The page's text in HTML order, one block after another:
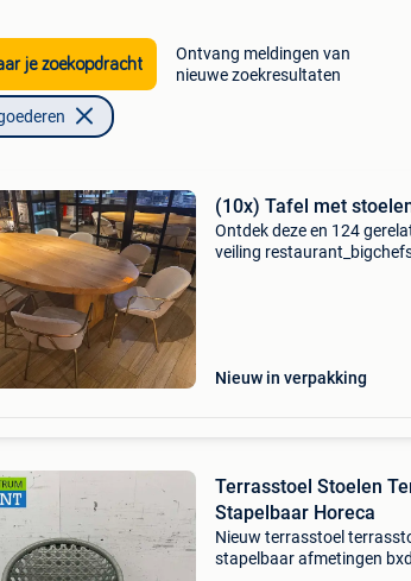
je zoekopdracht
Ontvang meldingen van
nieuwe zoekresultaten
(10x) Tafel met
Ontdek deze en 124
veiling
Nieuw in verpakking
Terrasstoel Stoelen
Stapelbaar Horeca
Nieuw terrasstoel
stapelbaar afmetingen